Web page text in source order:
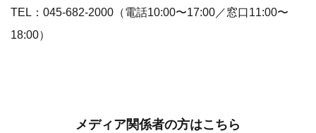
TEL：045-682-2000（電話10:00〜17:00／窓口11:00〜
18:00）
メディア関係者の方はこちら